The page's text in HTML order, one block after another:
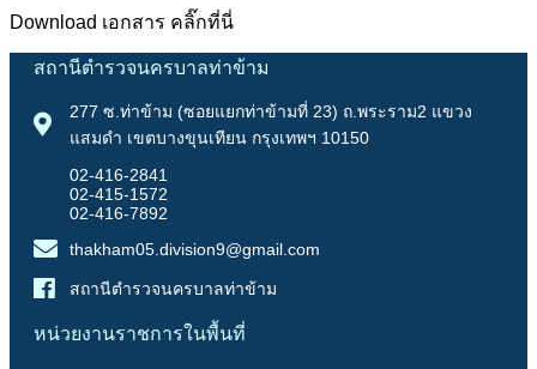
Download เอกสาร คลิ๊กที่นี่
สถานีตำรวจนครบาลท่าข้าม
277 ซ.ท่าข้าม (ซอยแยกท่าข้ามที่ 23) ถ.พระราม2 แขวง
แสมดำ เขตบางขุนเทียน กรุงเทพฯ 10150
02-416-2841
02-415-1572
02-416-7892
thakham05.division9@gmail.com
สถานีตำรวจนครบาลท่าข้าม
หน่วยงานราชการในพื้นที่